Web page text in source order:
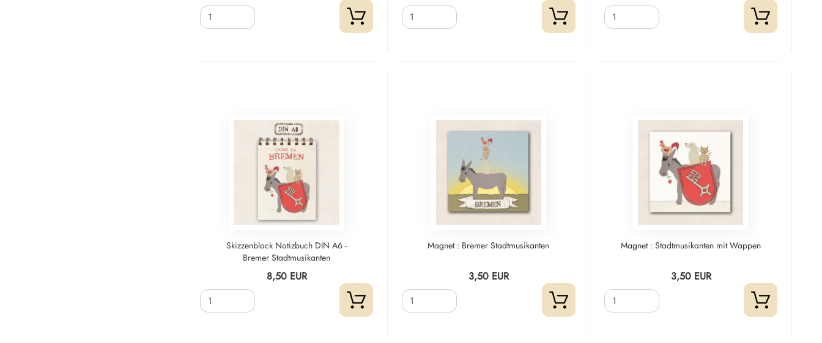
Skizzenblock Notizbuch DIN A6 -
Bremer Stadtmusikanten
8,50 EUR
Magnet : Bremer Stadtmusikanten
3,50 EUR
Magnet : Stadtmusikanten mit Wappen
3,50 EUR